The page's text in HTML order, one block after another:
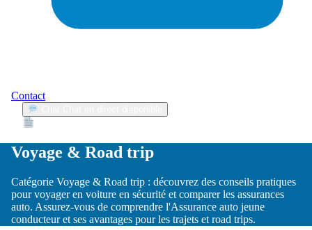
Contact
Voyage & Road trip
Catégorie Voyage & Road trip : découvrez des conseils pratiques
pour voyager en voiture en sécurité et comparer les assurances
auto. Assurez-vous de comprendre l'Assurance auto jeune
conducteur et ses avantages pour les trajets et road trips.